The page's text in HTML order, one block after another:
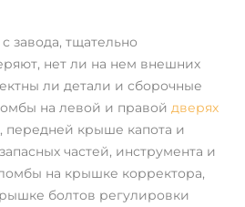
завода, тщательно
нет ли на нем внешних
ли детали и сборочные
на левой и правой дверях
, передней крыше капота и
частей, инструмента и
на крышке корректора,
болтов регулировки